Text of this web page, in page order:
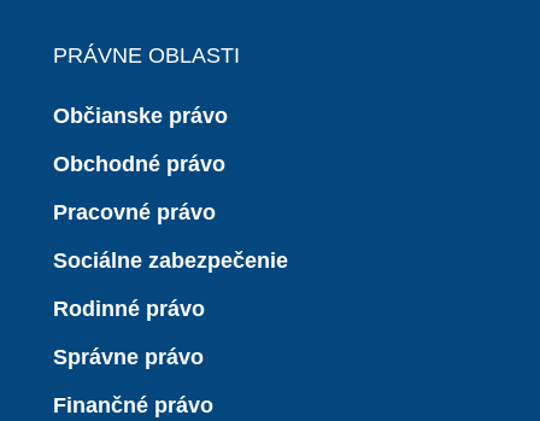
PRÁVNE OBLASTI
Občianske právo
Obchodné právo
Pracovné právo
Sociálne zabezpečenie
Rodinné právo
Správne právo
Finančné právo